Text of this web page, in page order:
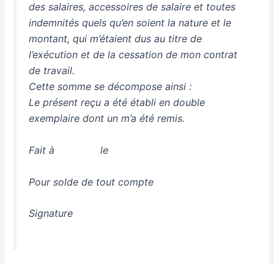
des salaires, accessoires de salaire et toutes
indemnités quels qu’en soient la nature et le
montant, qui m’étaient dus au titre de
l’exécution et de la cessation de mon contrat
de travail.
Cette somme se décompose ainsi :
Le présent reçu a été établi en double
exemplaire dont un m’a été remis.
Fait à le
Pour solde de tout compte
Signature